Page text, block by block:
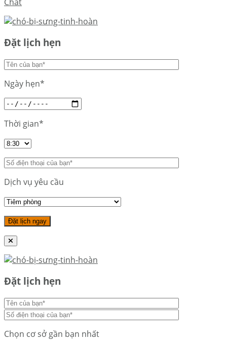
Đặt lịch hẹn
Ngày hẹn*
Thời gian*
Dịch vụ yêu cầu
Đặt lịch hẹn
Chọn cơ sở gần bạn nhất